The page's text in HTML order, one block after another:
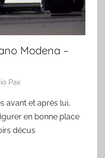
Modena –
Pax
avant et après lui,
en bonne place
décus